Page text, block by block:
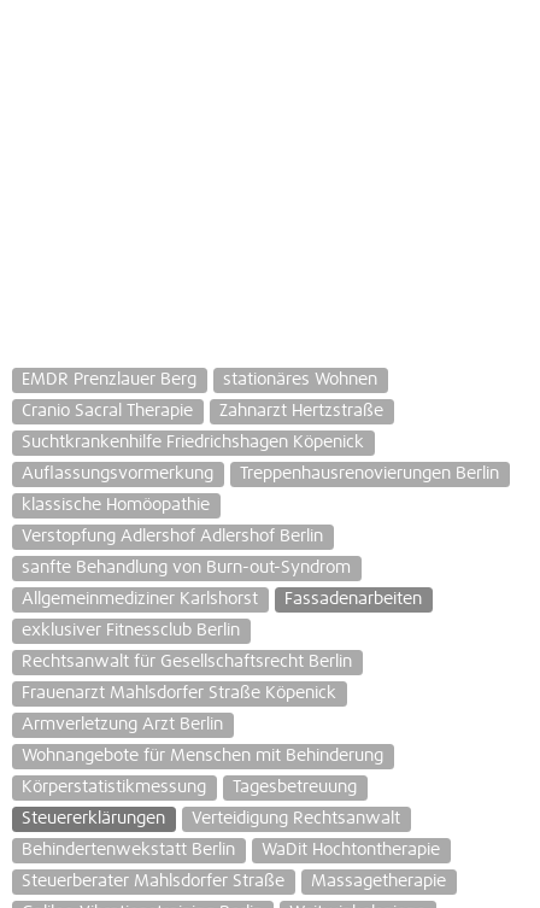
EMDR Prenzlauer Berg
stationäres Wohnen
Cranio Sacral Therapie
Zahnarzt Hertzstraße
Suchtkrankenhilfe Friedrichshagen Köpenick
Auflassungsvormerkung
Treppenhausrenovierungen Berlin
klassische Homöopathie
Verstopfung Adlershof Adlershof Berlin
sanfte Behandlung von Burn-out-Syndrom
Allgemeinmediziner Karlshorst
Fassadenarbeiten
exklusiver Fitnessclub Berlin
Rechtsanwalt für Gesellschaftsrecht Berlin
Frauenarzt Mahlsdorfer Straße Köpenick
Armverletzung Arzt Berlin
Wohnangebote für Menschen mit Behinderung
Körperstatistikmessung
Tagesbetreuung
Steuererklärungen
Verteidigung Rechtsanwalt
Behindertenwekstatt Berlin
WaDit Hochtontherapie
Steuerberater Mahlsdorfer Straße
Massagetherapie